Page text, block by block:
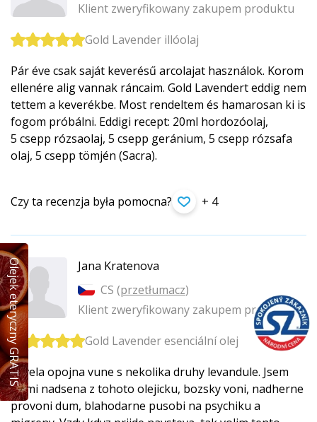
Klient zweryfikowany zakupem produktu
Gold Lavender illóolaj
Pár éve csak saját keverésű arcolajat használok. Korom
ellenére alig vannak ráncaim. Gold Lavendert eddig nem
tettem a keverékbe. Most rendeltem és hamarosan ki is
fogom próbálni. Eddigi recept: 20ml hordozóolaj,
5 csepp rózsaolaj, 5 csepp geránium, 5 csepp rózsafa
olaj, 5 csepp tömjén (Sacra).
Czy ta recenzja była pomocna? + 4
Jana Kratenova
CS (przetłumacz)
Klient zweryfikowany zakupem produktu
Gold Lavender esenciální olej
Skvela opojna vune s nekolika druhy levandule. Jsem
velmi nadsena z tohoto olejicku, bozsky voni, nadherne
provoni dum, blahodarne pusobi na psychiku a
Olejek eteryczny GRATIS